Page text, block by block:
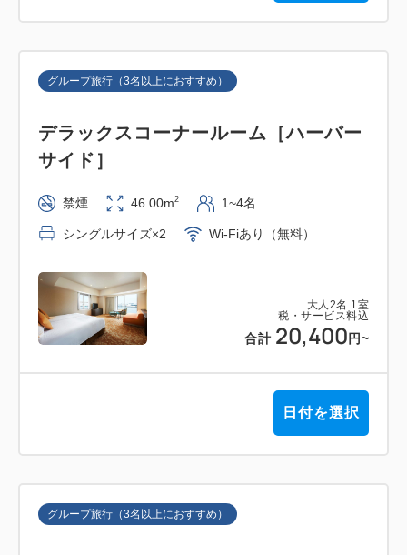
大人 2名 1室
税・サービス料込
合計 20,400 円~
グループ旅行（3名以上におすすめ）
デラックスコーナールーム［ハーバー
サイド］
禁煙 46.00m2 1~4名
シングルサイズ×2 Wi-Fiあり（無料）
日付を選択
グループ旅行（3名以上におすすめ）